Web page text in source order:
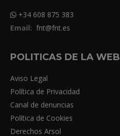
+34 608 875 383
Email: fnt@fnt.es
POLITICAS DE LA WEB
Aviso Legal
Política de Privacidad
Canal de denuncias
Política de Cookies
Derechos Arsol